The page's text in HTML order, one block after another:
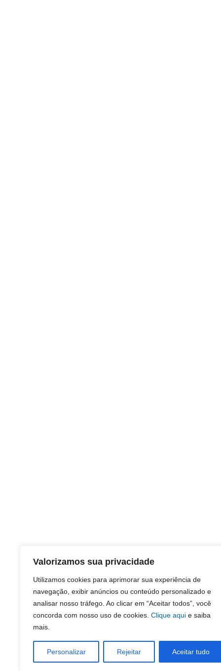
Valorizamos sua privacidade
Utilizamos cookies para aprimorar sua experiência de
navegação, exibir anúncios ou conteúdo personalizado e
analisar nosso tráfego. Ao clicar em “Aceitar todos”, você
concorda com nosso uso de cookies. Clique aqui e saiba
mais.
Personalizar Rejeitar Aceitar tudo